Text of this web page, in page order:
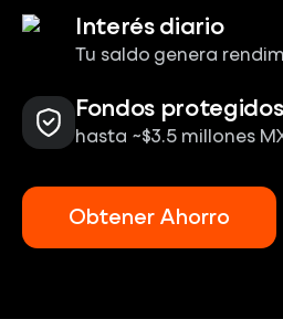
Interés diario
Tu saldo genera
Fondos
hasta ~$3.5 millones
Obtener Ahorro